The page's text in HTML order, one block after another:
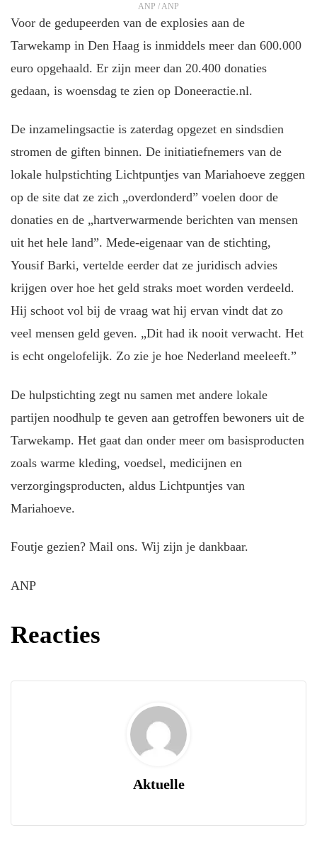
ANP / ANP
Voor de gedupeerden van de explosies aan de
Tarwekamp in Den Haag is inmiddels meer dan 600.000
euro opgehaald. Er zijn meer dan 20.400 donaties
gedaan, is woensdag te zien op Doneeractie.nl.
De inzamelingsactie is zaterdag opgezet en sindsdien
stromen de giften binnen. De initiatiefnemers van de
lokale hulpstichting Lichtpuntjes van Mariahoeve zeggen
op de site dat ze zich „overdonderd” voelen door de
donaties en de „hartverwarmende berichten van mensen
uit het hele land”. Mede-eigenaar van de stichting,
Yousif Barki, vertelde eerder dat ze juridisch advies
krijgen over hoe het geld straks moet worden verdeeld.
Hij schoot vol bij de vraag wat hij ervan vindt dat zo
veel mensen geld geven. „Dit had ik nooit verwacht. Het
is echt ongelofelijk. Zo zie je hoe Nederland meeleeft.”
De hulpstichting zegt nu samen met andere lokale
partijen noodhulp te geven aan getroffen bewoners uit de
Tarwekamp. Het gaat dan onder meer om basisproducten
zoals warme kleding, voedsel, medicijnen en
verzorgingsproducten, aldus Lichtpuntjes van
Mariahoeve.
Foutje gezien? Mail ons. Wij zijn je dankbaar.
ANP
Reacties
Aktuelle